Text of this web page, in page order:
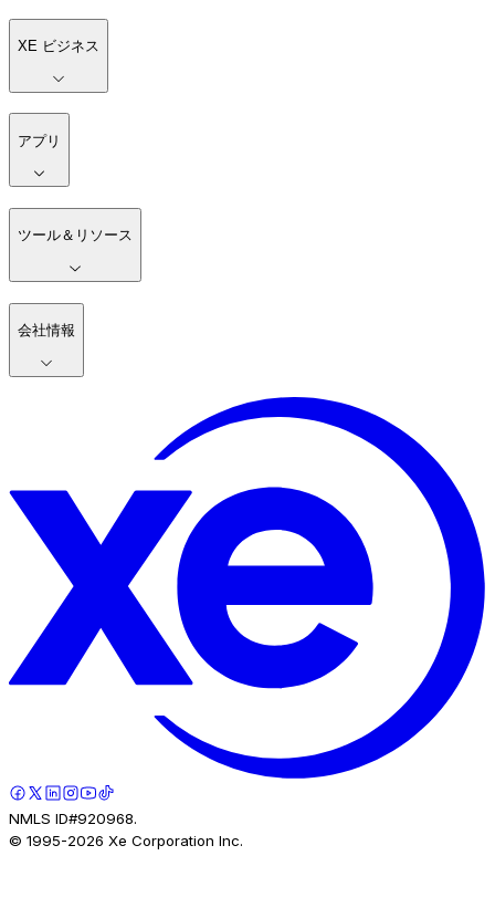
XE ビジネス
アプリ
ツール＆リソース
会社情報
NMLS ID#920968.
© 1995-2026 Xe Corporation Inc.